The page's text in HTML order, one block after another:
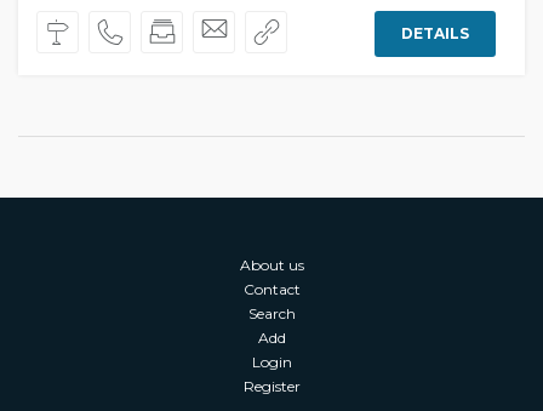
DETAILS
About us
Contact
Search
Add
Login
Register